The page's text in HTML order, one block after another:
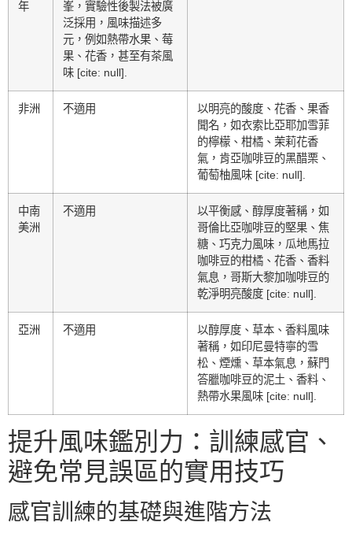
年
峯，實驗性後製法被廣
泛採用，風味描述多
元，例如熱帶水果、莓
果、花香，甚至有茶風
味 [cite: null].
非洲 不適用
以明亮的酸度、花香、果香
聞名，如衣索比亞耶加雪菲
的檸檬、柑橘、茉莉花香
氣，肯亞咖啡豆的黑醋栗、
葡萄柚風味 [cite: null].
中南
美洲
不適用
以平衡感、醇厚度著稱，如
哥倫比亞咖啡豆的堅果、焦
糖、巧克力風味，瓜地馬拉
咖啡豆的柑橘、花香、香料
氣息，哥斯大黎加咖啡豆的
乾淨明亮酸度 [cite: null].
亞洲 不適用
以醇厚度、草本、香料風味
著稱，如印尼曼特寧的雪
松、煙燻、草本氣息，蘇門
答臘咖啡豆的泥土、香料、
熱帶水果風味 [cite: null].
提升風味鑑別力：訓練感官、
避免常見誤區的實用技巧
感官訓練的基礎與進階方法